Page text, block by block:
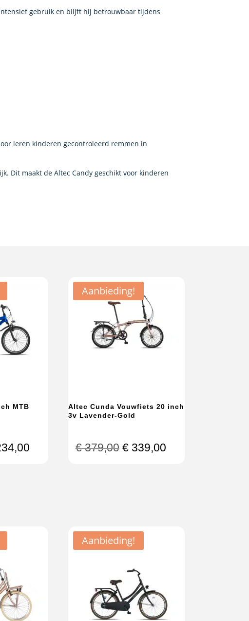
gebruik en blijft hij betrouwbaar tijdens
leren kinderen gecontroleerd remmen in
Dit maakt de Altec Candy geschikt voor kinderen
MTB
Huidige
Aanbieding!
Altec Cunda Vouwfiets 20 inch
3v Lavender-Gold
€379,00 Oorspronkelijke
€339,00Huidige
Aanbieding!